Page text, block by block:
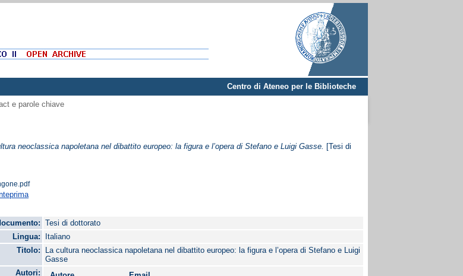
Centro di Ateneo per le Biblioteche
e parole chiave
neoclassica napoletana nel dibattito europeo: la figura e l’opera di Stefano e Luigi Gasse.
[Tesi di
Tesi di dottorato
Lingua:
Italiano
Titolo:
La cultura neoclassica napoletana nel dibattito europeo: la figura e l’opera di Stefano e Luigi
Gasse
Autori: